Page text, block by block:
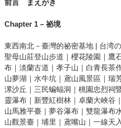
前言 まえがき
Chapter 1 – 祕境
東西南北－臺灣的祕密基地 | 台湾
聖母山莊登山步道｜櫻花陵園｜鷹
布｜淡蘭古道｜孝子山｜白青長茶
山夢湖｜水牛坑｜鳶山風景區｜瑞
漯沙丘｜三民蝙蝠洞｜桃園忠烈祠
靈瀑布｜新豐紅樹林｜卓蘭大峽谷
山馬雅平臺｜夢谷瀑布｜雙龍瀑布
山觀景臺｜埔里｜鳶嘴山｜一線天